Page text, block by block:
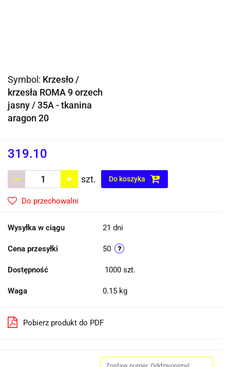
Symbol: Krzesło /
krzesła ROMA 9 orzech
jasny / 35A - tkanina
aragon 20
319.10
szt. Do koszyka
Do przechowalni
Wysyłka w ciągu 21 dni
Cena przesyłki 50
Dostępność 1000 szt.
Waga 0.15 kg
Pobierz produkt do PDF